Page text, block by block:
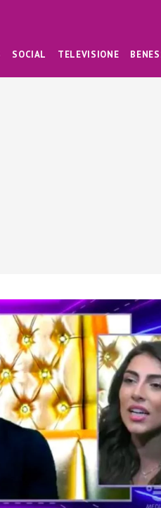
SOCIAL TELEVISIONE